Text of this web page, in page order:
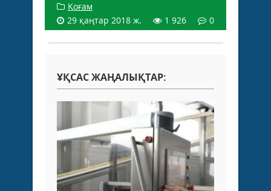
Қоғам
29 қаңтар 2018 ж.
1 926 0
ҰҚСАС ЖАҢАЛЫҚТАР: